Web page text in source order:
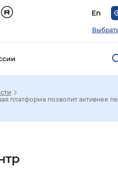
En
отображения
платформа позволит активнее